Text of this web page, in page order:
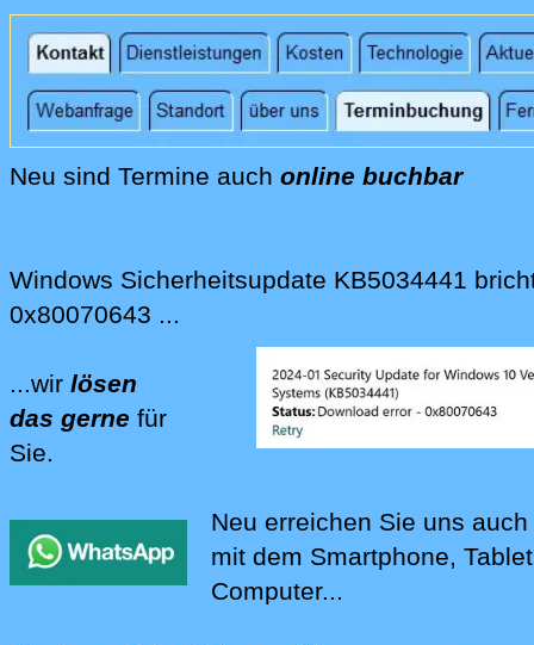
Wir lösen für Sie und mit Ihnen die Spam-
Wir bieten Mail-Antispam-Lösungen für
Wir bieten Telefon-Antispam-Lösungen
IP-Telefon-Anlagen, DECT-Telefone und
Neu sind Termine auch online buchbar
Neu können Sie Termine bei uns auch online
Windows Sicherheitsupdate KB5034441
0x80070643 ...
...wir lösen
das gerne für
Sie.
Neu erreichen Sie uns
mit dem Smartphone,
Computer...